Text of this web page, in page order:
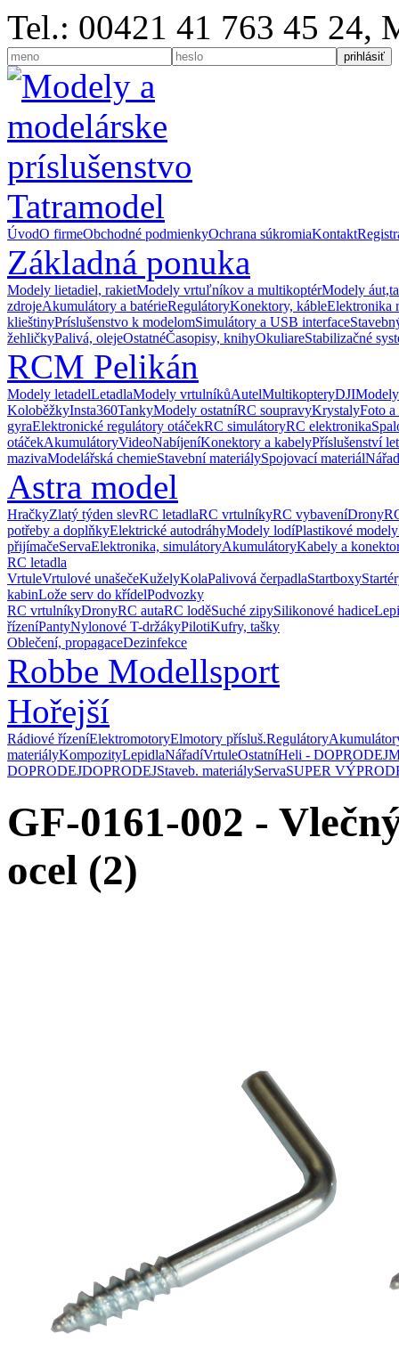
Tel.: 00421 41 763 45 24,
ÚvodO firmeObchodné podmienkyOchrana súkromiaKontakt
Základná ponuka
Modely lietadiel, rakietModely vrtuľníkov a multikoptérModely
zdrojeAkumulátory a batérieRegulátoryKonektory, kábleElektronika
klieštinyPríslušenstvo k modelomSimulátory a USB interface
žehličkyPalivá, olejeOstatnéČasopisy, knihyOkuliareStabilizačné
RCM Pelikán
Modely letadelLetadlaModely vrtulníkůAutelMultikopteryDJI
KoloběžkyInsta360TankyModely ostatníRC soupravyKrystalyFoto
gyraElektronické regulátory otáčekRC simulátoryRC elektronika
otáčekAkumulátoryVideoNabíjeníKonektory a kabelyPříslušenství
mazivaModelářská chemieStavební materiálySpojovací materiál
Astra model
HračkyZlatý týden slevRC letadlaRC vrtulníkyRC vybaveníDrony
potřeby a doplňkyElektrické autodráhyModely lodíPlastikové modely
přijímačeServaElektronika, simulátoryAkumulátoryKabely a
RC letadla
VrtuleVrtulové unašečeKuželyKolaPalivová čerpadlaStartboxy
kabinLože serv do křídelPodvozky
RC vrtulníkyDronyRC autaRC loděSuché zipySilikonové hadice
řízeníPantyNylonové T-držákyPilotiKufry, tašky
Oblečení, propagaceDezinfekce
Robbe Modellsport
Hořejší
Rádiové řízeníElektromotoryElmotory přísluš.Regulátory
materiályKompozityLepidlaNářadíVrtuleOstatníHeli - DOPRODEJ
DOPRODEJDOPRODEJStaveb. materiályServaSUPER
GF-0161-002 -
ocel (2)